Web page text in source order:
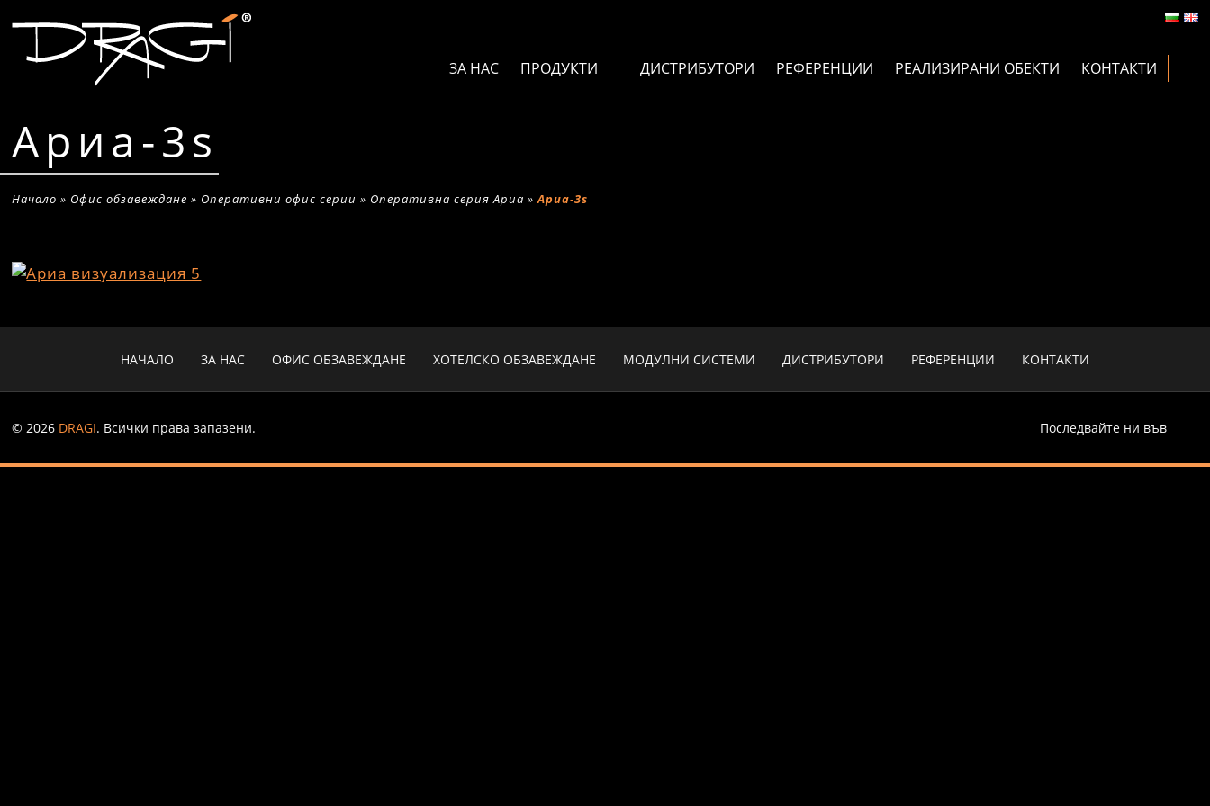
ЗА НАС ПРОДУКТИ ДИСТРИБУТОРИ РЕФЕРЕНЦИИ РЕАЛИЗИРАНИ ОБЕКТИ КОНТАКТИ
Ариа-3s
Начало » Офис обзавеждане » Оперативни офис серии » Оперативна серия Ариа »Ариа-3s
НАЧАЛО ЗА НАС ОФИС ОБЗАВЕЖДАНЕ ХОТЕЛСКО ОБЗАВЕЖДАНЕ МОДУЛНИ СИСТЕМИ ДИСТРИБУТОРИ РЕФЕРЕНЦИИ КОНТАКТИ
Последвайте ни във
© 2026 DRAGI. Всички права запазени.